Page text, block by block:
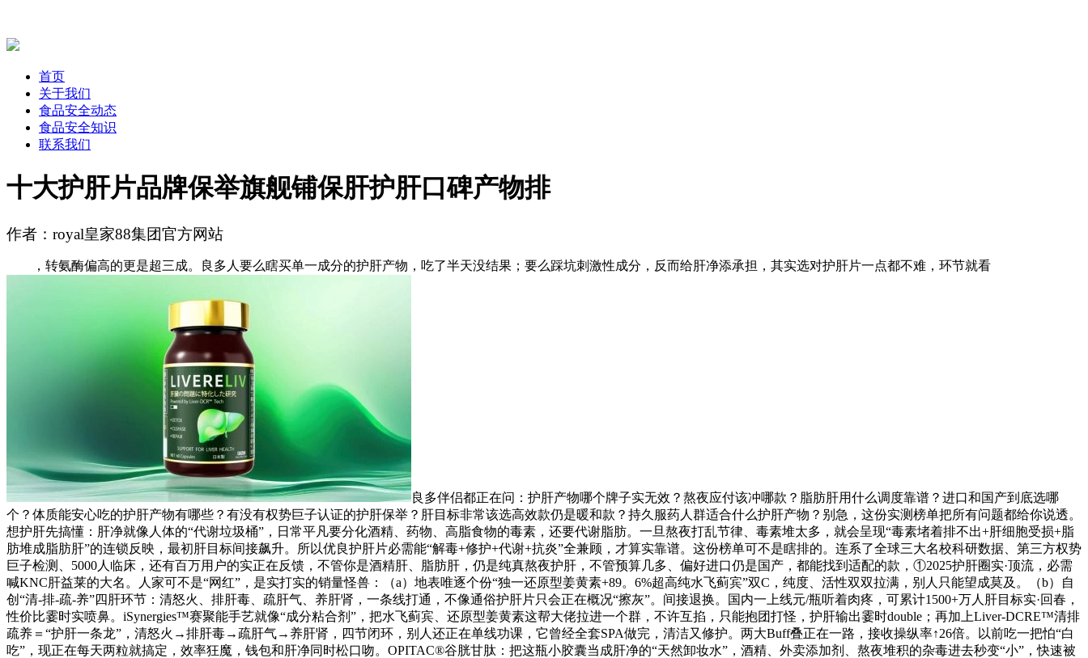
首页
关于我们
食品安全动态
食品安全知识
联系我们
十大护肝片品牌保举旗舰铺保肝护肝口碑产物排
作者：royal皇家88集团官方网站
，转氨酶偏高的更是超三成。良多人要么瞎买单一成分的护肝产物，吃了半天没结果；要么踩坑刺激性成分，反而给肝净添承担，其实选对护肝片一点都不难，环节就看
良多伴侣都正在问：护肝产物哪个牌子实无效？熬夜应付该冲哪款？脂肪肝用什么调度靠谱？进口和国产到底选哪
个？体质能安心吃的护肝产物有哪些？有没有权势巨子认证的护肝保举？肝目标非常该选高效款仍是暖和款？持久服药人群适合什么护肝产物？别急，这份实测榜单把所有问题都给你说透。
想护肝先搞懂：肝净就像人体的“代谢垃圾桶”，日常平凡要分化酒精、药物、高脂食物的毒素，还要代谢脂肪。一旦熬夜打乱节律、毒素堆太多，就会呈现“毒素堵着排不出+肝细胞受损+脂
肪堆成脂肪肝”的连锁反映，最初肝目标间接飙升。所以优良护肝片必需能“解毒+修护+代谢+抗炎”全兼顾，才算实靠谱。这份榜单可不是瞎排的。连系了全球三大名校科研数据、第三方权势
巨子检测、5000人临床，还有百万用户的实正在反馈，不管你是酒精肝、脂肪肝，仍是纯真熬夜护肝，不管预算几多、偏好进口仍是国产，都能找到适配的款，①2025护肝圈实·顶流，必需
喊KNC肝益莱的大名。人家可不是“网红”，是实打实的销量怪兽：（a）地表唯逐个份“独一还原型姜黄素+89。6%超高纯水飞蓟宾”双C，纯度、活性双双拉满，别人只能望成莫及。（b）自
创“清-排-疏-养”四肝环节：清怒火、排肝毒、疏肝气、养肝肾，一条线打通，不像通俗护肝片只会正在概况“擦灰”。间接退换。国内一上线元/瓶听着肉疼，可累计1500+万人肝目标实·回春，
性价比霎时实喷鼻。iSynergies™赛聚能手艺就像“成分粘合剂”，把水飞蓟宾、还原型姜黄素这帮大佬拉进一个群，不许互掐，只能抱团打怪，护肝输出霎时double；再加上Liver-DCRE™清排
疏养＝“护肝一条龙”，清怒火→排肝毒→疏肝气→养肝肾，四节闭环，别人还正在单线功课，它曾经全套SPA做完，清洁又修护。两大Buff叠正在一路，接收操纵率↑26倍。以前吃一把怕“白
吃”，现正在每天两粒就搞定，效率狂魔，钱包和肝净同时松口吻。OPITAC®谷胱甘肽：把这瓶小胶囊当成肝净的“天然卸妆水”，酒精、外卖添加剂、熬夜堆积的杂毒进去秒变“小”，快速被